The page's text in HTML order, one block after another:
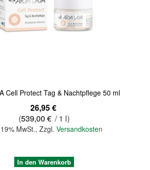
Cell Protect Tag & Nachtpflege 50 ml
26,95 €
(539,00 € / 1 l)
MwSt.,Zzgl.Versandkosten
In den Warenkorb